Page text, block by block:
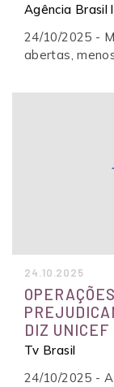
Agência Brasil
24/10/2025 -
abertas,
24.10.2025
DIZ UNICEF
Tv Brasil
24/10/2025 -